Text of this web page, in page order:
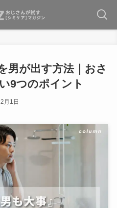
男が出す方法｜おさ
9つのポイント
月1日